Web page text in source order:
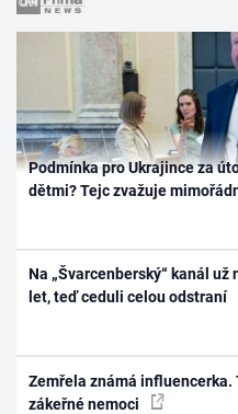
Podmínka pro Ukrajince za
dětmi? Tejc zvažuje
Na „Švarcenberský“ kanál
let, teď ceduli celou odstraní
Zemřela známá influencerka.
zákeřné nemoci